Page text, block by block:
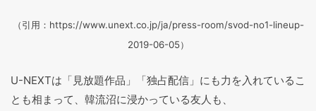
（引用：https://www.unext.co.jp/ja/press-room/svod-no1-lineup-
2019-06-05）
U-NEXTは「見放題作品」「独占配信」にも力を入れているこ
とも相まって、韓流沼に浸かっている友人も、